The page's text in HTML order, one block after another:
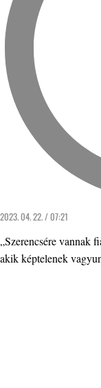
2023. 04. 22. / 07:21
„Szerencsére vannak
akik képtelenek